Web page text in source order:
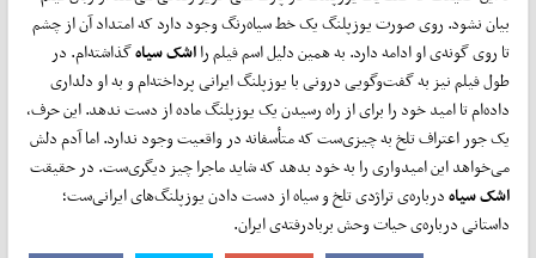
بیان نشود. روی صورت یوزپلنگ یک خط سیاه‌رنگ وجود دارد که امتداد آن از چشم
تا روی گونه‌ی او ادامه دارد. به همین دلیل اسم فیلم رااشک سیاهگذاشته‌ام. در
طول فیلم نیز به گفت‌وگویی درونی با یوزپلنگ ایرانی پرداخته‌ام و به او دلداری
داده‌ام تا امید خود را برای از راه رسیدن یک یوزپلنگ ماده از دست ندهد. این حرف،
یک جور اعتراف تلخ به چیزی‌ست که متأسفانه در واقعیت وجود ندارد. اما آدم دلش
می‌خواهد این امیدواری را به خود بدهد که شاید ماجرا چیز دیگری‌ست. در حقیقت
اشک سیاهدرباره‌ی تراژدی تلخ و سیاه از دست دادن یوزپلنگ‌های ایرانی‌ست؛
داستانی درباره‌ی حیات وحش بربادرفته‌ی ایران.